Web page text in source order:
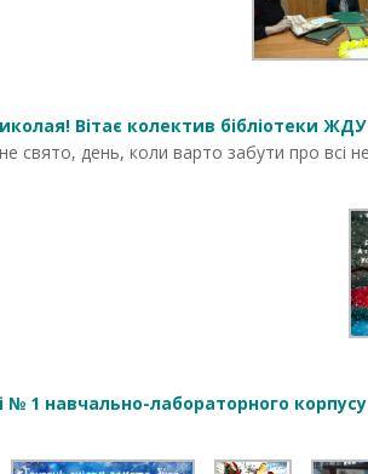
Вітає колектив бібліотеки ЖДУ
день, коли варто забути про всі
№ 1 навчально-лабораторного